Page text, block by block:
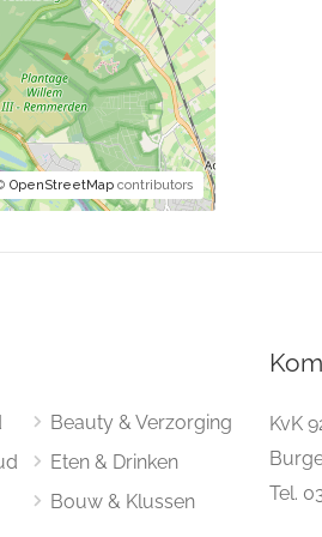
OpenStreetMapcontributors
Beauty & Verzorging
Eten & Drinken
Bouw & Klussen
KvK
Tel.